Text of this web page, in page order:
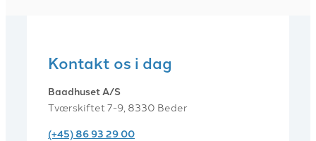
Kontakt os i dag
Baadhuset A/S
Tværskiftet 7-9, 8330 Beder
(+45) 86 93 29 00